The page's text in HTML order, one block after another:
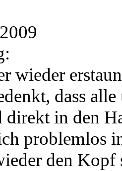
2009
wieder
dass
direkt in den
problemlos
den Kopf